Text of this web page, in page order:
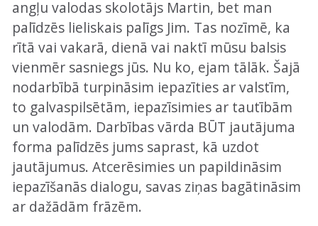
angļu valodas skolotājs Martin, bet man
palīdzēs lieliskais palīgs Jim. Tas nozīmē, ka
rītā vai vakarā, dienā vai naktī mūsu balsis
vienmēr sasniegs jūs. Nu ko, ejam tālāk. Šajā
nodarbībā turpināsim iepazīties ar valstīm,
to galvaspilsētām, iepazīsimies ar tautībām
un valodām. Darbības vārda BŪT jautājuma
forma palīdzēs jums saprast, kā uzdot
jautājumus. Atcerēsimies un papildināsim
iepazīšanās dialogu, savas ziņas bagātināsim
ar dažādām frāzēm.